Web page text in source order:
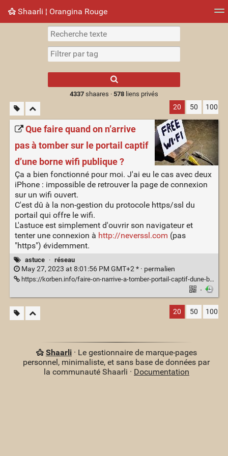
Shaarli ¦ Orangina Rouge
Nuage de tags Mur d'images
results.
4337shaares · 578liens privés
20 50 100
Que faire quand on n’arrive
pas à tomber sur le portail captif
d’une borne wifi publique ?
Ça a bien fonctionné pour moi. J'ai eu le cas avec deux
iPhone : impossible de retrouver la page de connexion
sur un wifi ouvert.
C'est dû à la non-gestion du protocole https/ssl du
portail qui offre le wifi.
L'astuce est simplement d'ouvrir son navigateur et
tenter une connexion à http://neverssl.com (pas
"https") évidemment.
astuce · réseau
May 27, 2023 at 8:01:56 PM GMT+2 * · permalien
https://korben.info/faire-on-narrive-a-tomber-portail-captif-dune-borne-wifi-publique.html
·
20 50 100
Shaarli· Le gestionnaire de marque-pages
personnel, minimaliste, et sans base de données par
la communauté Shaarli · Documentation